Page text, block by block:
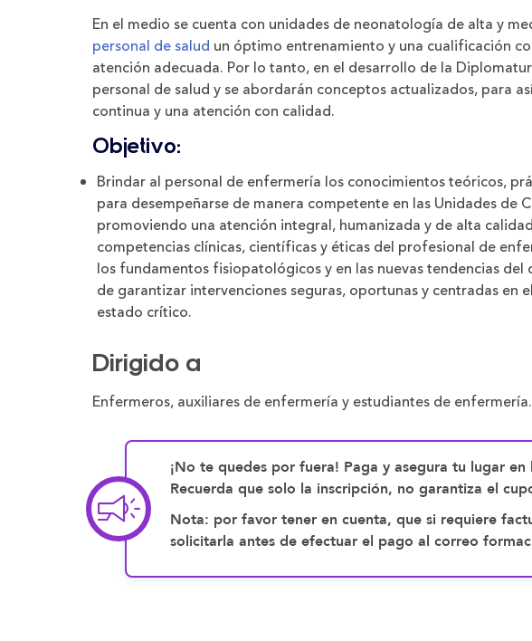
En el medio se cuenta con unidades de neonatología de alta y
personal de salud un óptimo entrenamiento y una cualificación
atención adecuada. Por lo tanto, en el desarrollo de la
personal de salud y se abordarán conceptos actualizados, para
continua y una atención con calidad.
Objetivo:
Brindar al personal de enfermería los conocimientos teóricos,
para desempeñarse de manera competente en las Unidades de
promoviendo una atención integral, humanizada y de alta
competencias clínicas, científicas y éticas del profesional de
los fundamentos fisiopatológicos y en las nuevas tendencias
de garantizar intervenciones seguras, oportunas y centradas en
estado crítico.
Dirigido a
Enfermeros, auxiliares de enfermería y estudiantes de enfermería.
¡No te quedes por fuera! Paga y asegura tu lugar
Recuerda que solo la inscripción, no garantiza el
Nota: por favor tener en cuenta, que si requiere
solicitarla antes de efectuar el pago al correo